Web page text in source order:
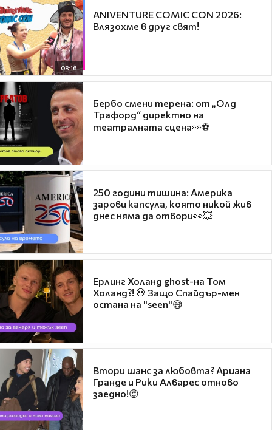
08:16
ANIVENTURE COMIC CON 2026:
Влязохме в друг свят!
Бербо смени терена: от „Олд
Трафорд“ директно на
театралната сцена👀⚽
250 години тишина: Америка
зарови капсула, която никой жив
днес няма да отвори👀💥
Ерлинг Холанд ghost-на Том
Холанд?! 💀 Защо Спайдър-мен
остана на "seen"😅
Втори шанс за любовта? Ариана
Гранде и Рики Алварес отново
заедно!😍